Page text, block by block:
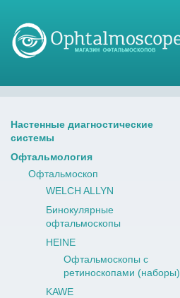
Настенные диагностические
системы
Офтальмология
Офтальмоскоп
WELCH ALLYN
Бинокулярные
офтальмоскопы
HEINE
Офтальмоскопы с
ретиноскопами (наборы)
KAWE